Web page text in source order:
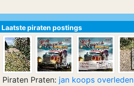
Laatste piraten postings
Piraten Praten: jan koops overleden